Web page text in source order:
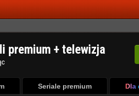
premium + telewizja
Seriale premium Dla